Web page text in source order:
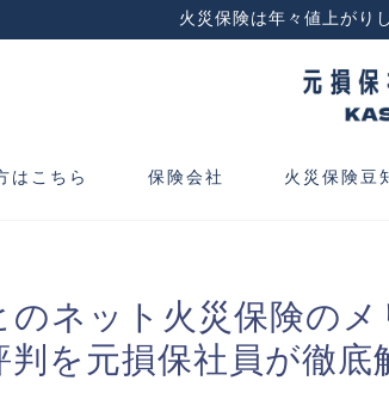
火災保険は年々値上がり
はこちら 保険会社 火災保険豆
のネット火災保険のメ
を元損保社員が徹底